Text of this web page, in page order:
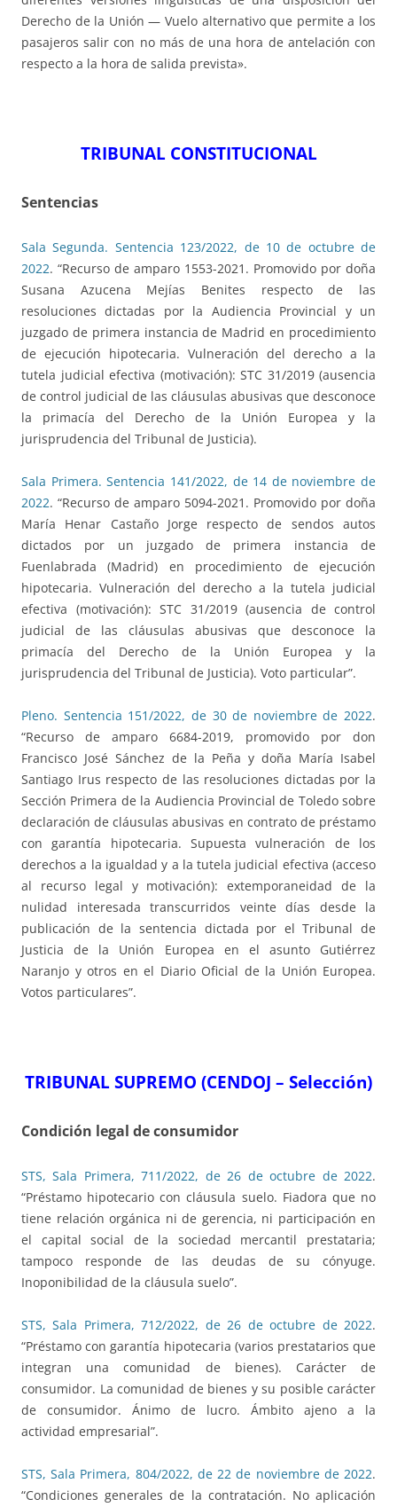
Derecho de la Unión — Vuelo alternativo que permite a los
pasajeros salir con no más de una hora de antelación con
respecto a la hora de salida prevista».
TRIBUNAL CONSTITUCIONAL
Sentencias
Sala Segunda. Sentencia 123/2022, de 10 de octubre de
2022. “Recurso de amparo 1553-2021. Promovido por doña
Susana Azucena Mejías Benites respecto de las
resoluciones dictadas por la Audiencia Provincial y un
juzgado de primera instancia de Madrid en procedimiento
de ejecución hipotecaria. Vulneración del derecho a la
tutela judicial efectiva (motivación): STC 31/2019 (ausencia
de control judicial de las cláusulas abusivas que desconoce
la primacía del Derecho de la Unión Europea y la
jurisprudencia del Tribunal de Justicia).
Sala Primera. Sentencia 141/2022, de 14 de noviembre de
2022. “Recurso de amparo 5094-2021. Promovido por doña
María Henar Castaño Jorge respecto de sendos autos
dictados por un juzgado de primera instancia de
Fuenlabrada (Madrid) en procedimiento de ejecución
hipotecaria. Vulneración del derecho a la tutela judicial
efectiva (motivación): STC 31/2019 (ausencia de control
judicial de las cláusulas abusivas que desconoce la
primacía del Derecho de la Unión Europea y la
jurisprudencia del Tribunal de Justicia). Voto particular”.
Pleno. Sentencia 151/2022, de 30 de noviembre de 2022.
“Recurso de amparo 6684-2019, promovido por don
Francisco José Sánchez de la Peña y doña María Isabel
Santiago Irus respecto de las resoluciones dictadas por la
Sección Primera de la Audiencia Provincial de Toledo sobre
declaración de cláusulas abusivas en contrato de préstamo
con garantía hipotecaria. Supuesta vulneración de los
derechos a la igualdad y a la tutela judicial efectiva (acceso
al recurso legal y motivación): extemporaneidad de la
nulidad interesada transcurridos veinte días desde la
publicación de la sentencia dictada por el Tribunal de
Justicia de la Unión Europea en el asunto Gutiérrez
Naranjo y otros en el Diario Oficial de la Unión Europea.
Votos particulares”.
TRIBUNAL SUPREMO (CENDOJ – Selección)
Condición legal de consumidor
STS, Sala Primera, 711/2022, de 26 de octubre de 2022.
“Préstamo hipotecario con cláusula suelo. Fiadora que no
tiene relación orgánica ni de gerencia, ni participación en
el capital social de la sociedad mercantil prestataria;
tampoco responde de las deudas de su cónyuge.
Inoponibilidad de la cláusula suelo”.
STS, Sala Primera, 712/2022, de 26 de octubre de 2022.
“Préstamo con garantía hipotecaria (varios prestatarios que
integran una comunidad de bienes). Carácter de
consumidor. La comunidad de bienes y su posible carácter
de consumidor. Ánimo de lucro. Ámbito ajeno a la
actividad empresarial”.
STS, Sala Primera, 804/2022, de 22 de noviembre de 2022.
“Condiciones generales de la contratación. No aplicación